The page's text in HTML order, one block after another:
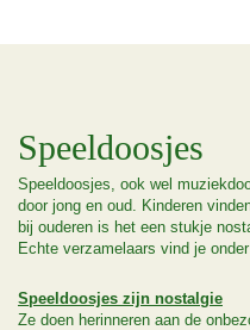
Speeldoosjes
Speeldoosjes, ook wel
door jong en oud. Kinderen
bij ouderen is het een stukje
Echte verzamelaars vind je
Speeldoosjes zijn nostalgie
Ze doen herinneren aan de